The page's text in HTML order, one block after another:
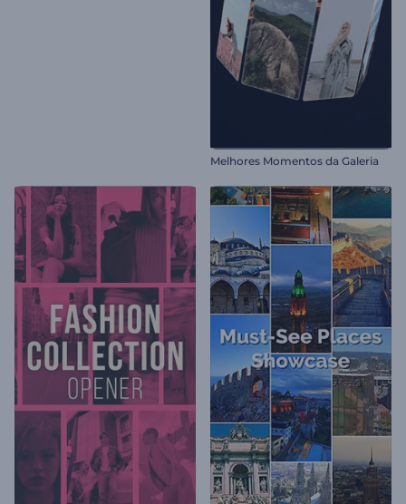
Melhores Momentos da Galeria